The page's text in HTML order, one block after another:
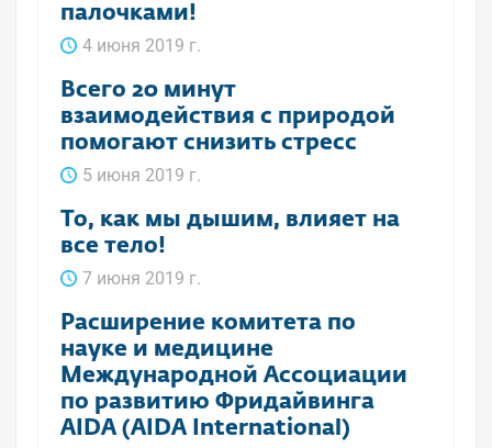
палочками!
4 июня 2019 г.
Всего 20 минут
взаимодействия с природой
помогают снизить стресс
5 июня 2019 г.
То, как мы дышим, влияет на
все тело!
7 июня 2019 г.
Расширение комитета по
науке и медицине
Международной Ассоциации
по развитию Фридайвинга
AIDA (AIDA International)